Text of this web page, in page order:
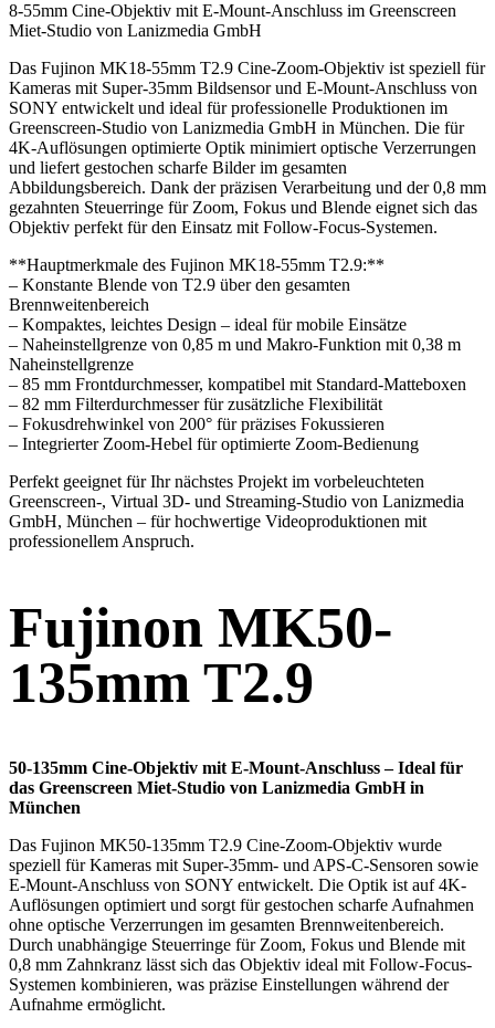
8-55mm Cine-Objektiv mit E-Mount-Anschluss im Greenscreen
Miet-Studio von Lanizmedia GmbH
Das Fujinon MK18-55mm T2.9 Cine-Zoom-Objektiv ist speziell für
Kameras mit Super-35mm Bildsensor und E-Mount-Anschluss von
SONY entwickelt und ideal für professionelle Produktionen im
Greenscreen-Studio von Lanizmedia GmbH in München. Die für
4K-Auflösungen optimierte Optik minimiert optische Verzerrungen
und liefert gestochen scharfe Bilder im gesamten
Abbildungsbereich. Dank der präzisen Verarbeitung und der 0,8 mm
gezahnten Steuerringe für Zoom, Fokus und Blende eignet sich das
Objektiv perfekt für den Einsatz mit Follow-Focus-Systemen.
**Hauptmerkmale des Fujinon MK18-55mm T2.9:**
– Konstante Blende von T2.9 über den gesamten
Brennweitenbereich
– Kompaktes, leichtes Design – ideal für mobile Einsätze
– Naheinstellgrenze von 0,85 m und Makro-Funktion mit 0,38 m
Naheinstellgrenze
– 85 mm Frontdurchmesser, kompatibel mit Standard-Matteboxen
– 82 mm Filterdurchmesser für zusätzliche Flexibilität
– Fokusdrehwinkel von 200° für präzises Fokussieren
– Integrierter Zoom-Hebel für optimierte Zoom-Bedienung
Perfekt geeignet für Ihr nächstes Projekt im vorbeleuchteten
Greenscreen-, Virtual 3D- und Streaming-Studio von Lanizmedia
GmbH, München – für hochwertige Videoproduktionen mit
professionellem Anspruch.
Fujinon MK50-
135mm T2.9
50-135mm Cine-Objektiv mit E-Mount-Anschluss – Ideal für
das Greenscreen Miet-Studio von Lanizmedia GmbH in
München
Das Fujinon MK50-135mm T2.9 Cine-Zoom-Objektiv wurde
speziell für Kameras mit Super-35mm- und APS-C-Sensoren sowie
E-Mount-Anschluss von SONY entwickelt. Die Optik ist auf 4K-
Auflösungen optimiert und sorgt für gestochen scharfe Aufnahmen
ohne optische Verzerrungen im gesamten Brennweitenbereich.
Durch unabhängige Steuerringe für Zoom, Fokus und Blende mit
0,8 mm Zahnkranz lässt sich das Objektiv ideal mit Follow-Focus-
Systemen kombinieren, was präzise Einstellungen während der
Aufnahme ermöglicht.